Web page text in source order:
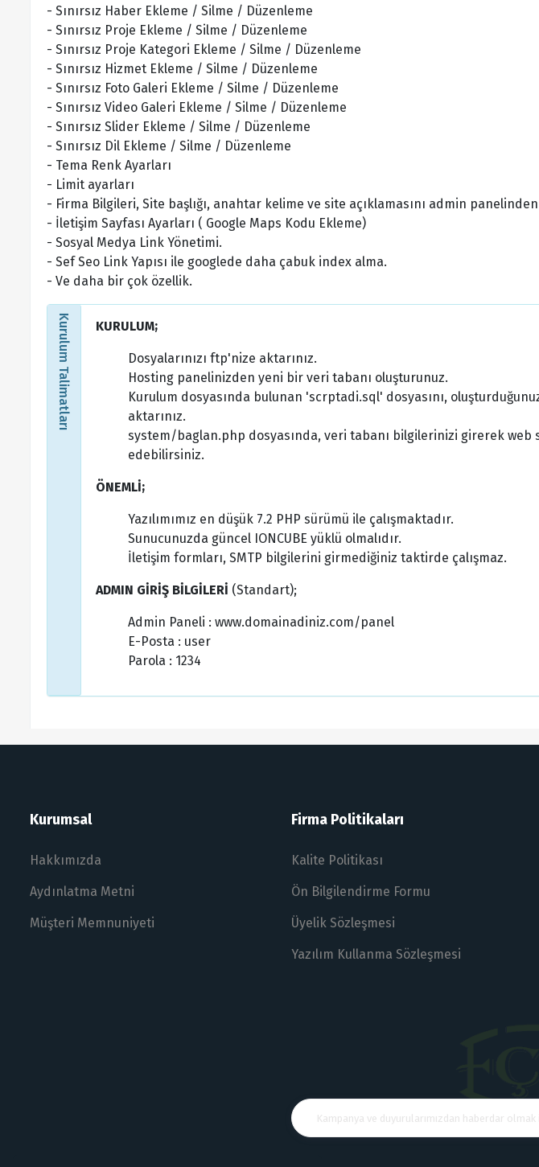
- Sınırsız Haber Ekleme / Silme / Düzenleme
- Sınırsız Proje Ekleme / Silme / Düzenleme
- Sınırsız Proje Kategori Ekleme / Silme / Düzenleme
- Sınırsız Hizmet Ekleme / Silme / Düzenleme
- Sınırsız Foto Galeri Ekleme / Silme / Düzenleme
- Sınırsız Video Galeri Ekleme / Silme / Düzenleme
- Sınırsız Slider Ekleme / Silme / Düzenleme
- Sınırsız Dil Ekleme / Silme / Düzenleme
- Tema Renk Ayarları
- Limit ayarları
- Firma Bilgileri, Site başlığı, anahtar kelime ve site açıklamasını admin
- İletişim Sayfası Ayarları ( Google Maps Kodu Ekleme)
- Sosyal Medya Link Yönetimi.
- Sef Seo Link Yapısı ile googlede daha çabuk index alma.
- Ve daha bir çok özellik.
Kurulum Talimatları KURULUM;
Dosyalarınızı ftp'nize aktarınız.
Hosting panelinizden yeni bir veri tabanı oluşturunuz.
Kurulum dosyasında bulunan 'scrptadi.sql' dosyasını,
aktarınız.
system/baglan.php dosyasında, veri tabanı bilgilerinizi girerek web
edebilirsiniz.
ÖNEMLİ;
Yazılımımız en düşük 7.2 PHP sürümü ile çalışmaktadır.
Sunucunuzda güncel IONCUBE yüklü olmalıdır.
İletişim formları, SMTP bilgilerini girmediğiniz taktirde çalışmaz.
ADMIN GİRİŞ BİLGİLERİ (Standart);
Admin Paneli : www.domainadiniz.com/panel
E-Posta : user
Parola : 1234
Kurumsal
Hakkımızda
Aydınlatma Metni
Müşteri Memnuniyeti
Firma Politikaları
Kalite Politikası
Ön Bilgilendirme Formu
Üyelik Sözleşmesi
Yazılım Kullanma Sözleşmesi